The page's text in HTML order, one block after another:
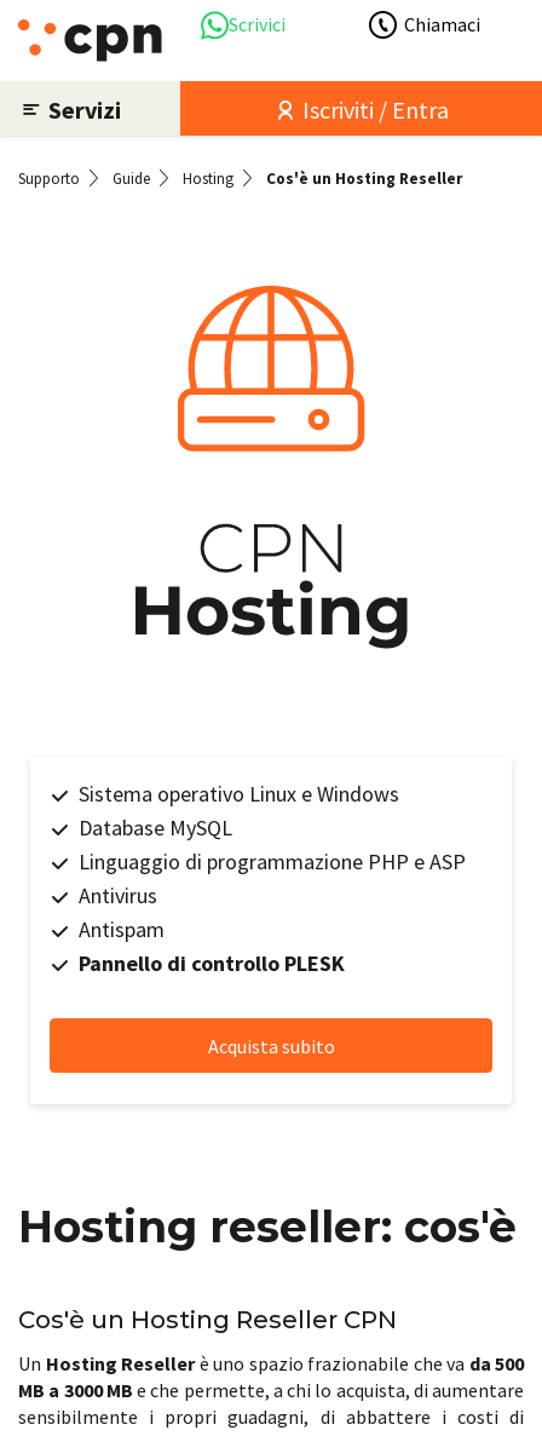
Scrivici Chiamaci
Servizi Iscriviti / Entra
Supporto Guide Hosting Cos'è un Hosting Reseller
Sistema operativo Linux e Windows
Database MySQL
Linguaggio di programmazione PHP e ASP
Antivirus
Antispam
Pannello di controllo PLESK
Hosting reseller: cos'è
Cos'è un Hosting Reseller CPN
Un Hosting Resellerè uno spazio frazionabile che va da 500
MB a 3000 MB e che permette, a chi lo acquista, di aumentare
sensibilmente i propri guadagni, di abbattere i costi di